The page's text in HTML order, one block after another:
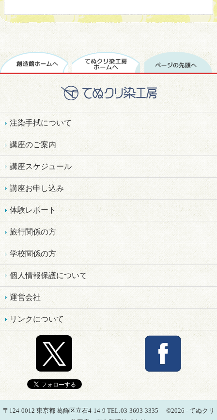
注染手拭について
講座のご案内
講座スケジュール
講座お申し込み
体験レポート
旅行関係の方
学校関係の方
個人情報保護について
運営会社
リンクについて
〒124-0012 東京都 葛飾区立石4-14-9 TEL:03-3693-3335 ©2026 - てぬクリ